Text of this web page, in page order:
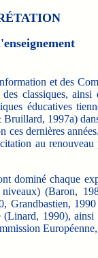
et des
classiques,
éducatives
1997a)
ces dernières
au
dominé chaque
niveaux) (Baron,
Grandbastien,
(Linard, 1990),